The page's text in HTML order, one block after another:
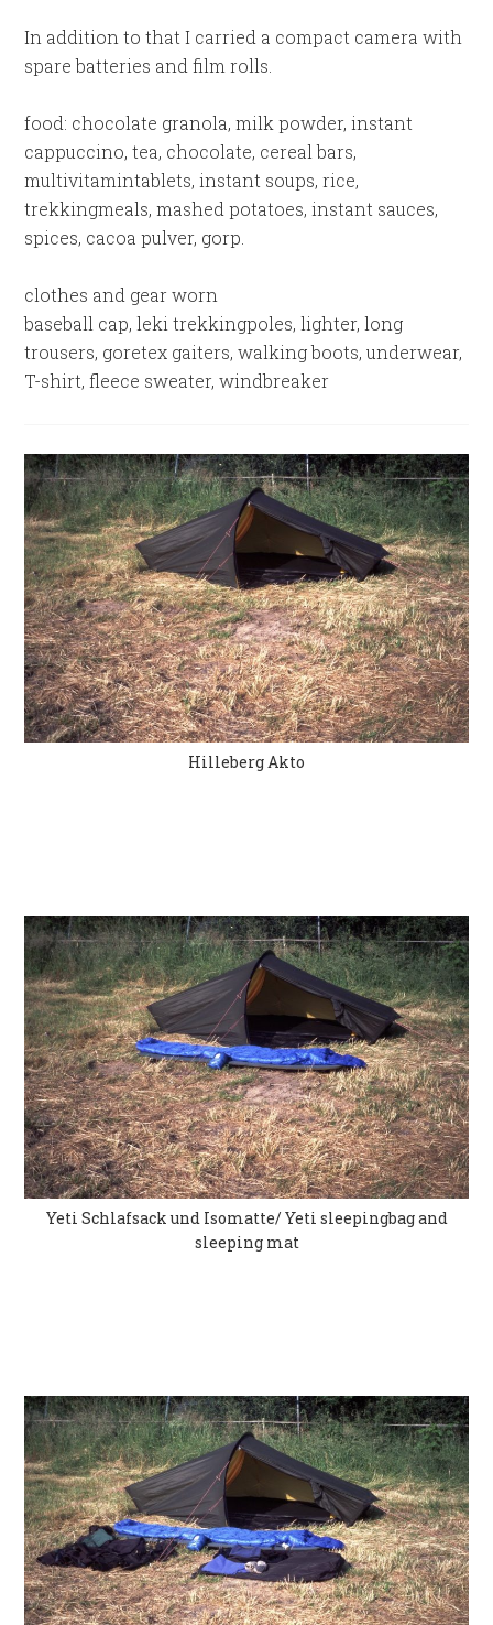
In addition to that I carried a compact camera with
spare batteries and film rolls.
food: chocolate granola, milk powder, instant
cappuccino, tea, chocolate, cereal bars,
multivitamintablets, instant soups, rice,
trekkingmeals, mashed potatoes, instant sauces,
spices, cacoa pulver, gorp.
clothes and gear worn
baseball cap, leki trekkingpoles, lighter, long
trousers, goretex gaiters, walking boots, underwear,
T-shirt, fleece sweater, windbreaker
Hilleberg Akto
Yeti Schlafsack und Isomatte/ Yeti sleepingbag and
sleeping mat